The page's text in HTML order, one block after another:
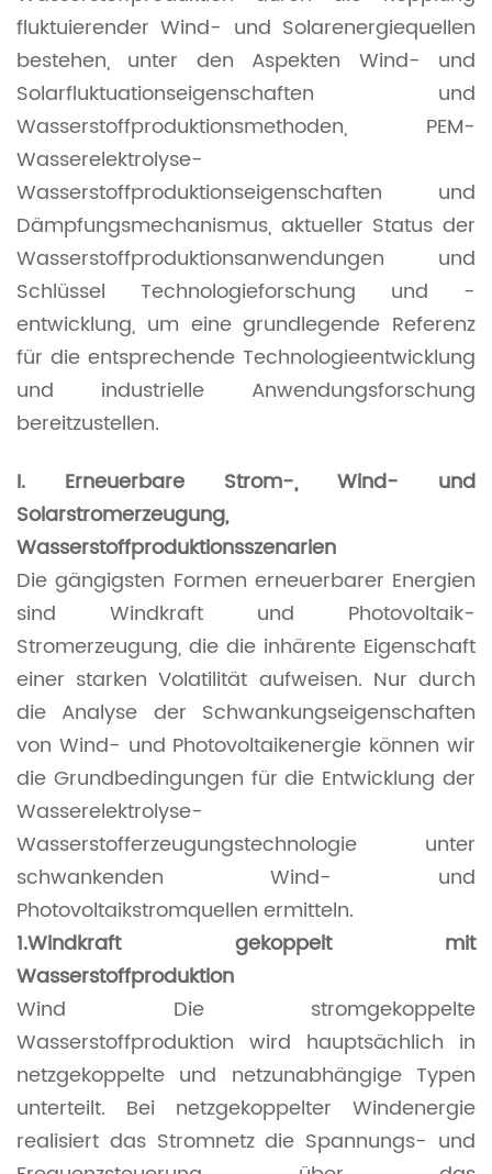
fluktuierender Wind- und Solarenergiequellen
bestehen, unter den Aspekten Wind- und
Solarfluktuationseigenschaften und
Wasserstoffproduktionsmethoden, PEM-
Wasserelektrolyse-
Wasserstoffproduktionseigenschaften und
Dämpfungsmechanismus, aktueller Status der
Wasserstoffproduktionsanwendungen und
Schlüssel Technologieforschung und -
entwicklung, um eine grundlegende Referenz
für die entsprechende Technologieentwicklung
und industrielle Anwendungsforschung
bereitzustellen.
I. Erneuerbare Strom-, Wind- und
Solarstromerzeugung,
Wasserstoffproduktionsszenarien
Die gängigsten Formen erneuerbarer Energien
sind Windkraft und Photovoltaik-
Stromerzeugung, die die inhärente Eigenschaft
einer starken Volatilität aufweisen. Nur durch
die Analyse der Schwankungseigenschaften
von Wind- und Photovoltaikenergie können wir
die Grundbedingungen für die Entwicklung der
Wasserelektrolyse-
Wasserstofferzeugungstechnologie unter
schwankenden Wind- und
Photovoltaikstromquellen ermitteln.
1.Windkraft gekoppelt mit
Wasserstoffproduktion
Wind Die stromgekoppelte
Wasserstoffproduktion wird hauptsächlich in
netzgekoppelte und netzunabhängige Typen
unterteilt. Bei netzgekoppelter Windenergie
realisiert das Stromnetz die Spannungs- und